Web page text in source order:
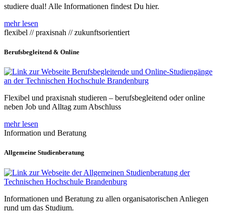
studiere dual! Alle Informationen findest Du hier.
mehr lesen
flexibel // praxisnah // zukunftsorientiert
Berufsbegleitend & Online
Flexibel und praxisnah studieren – berufsbegleitend oder online
neben Job und Alltag zum Abschluss
mehr lesen
Information und Beratung
Allgemeine Studienberatung
Informationen und Beratung zu allen organisatorischen Anliegen
rund um das Studium.